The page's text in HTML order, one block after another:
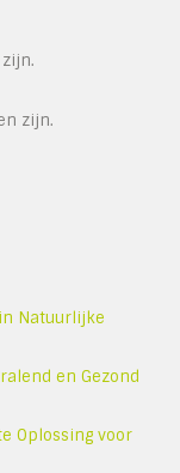
zijn.
Natuurlijke
en Gezond
Oplossing voor